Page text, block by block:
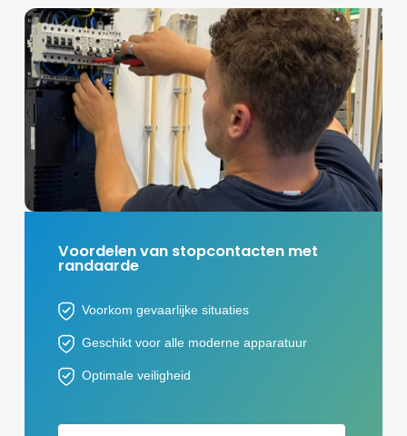
Voordelen van stopcontacten met
randaarde
Voorkom gevaarlijke situaties
Geschikt voor alle moderne apparatuur
Optimale veiligheid